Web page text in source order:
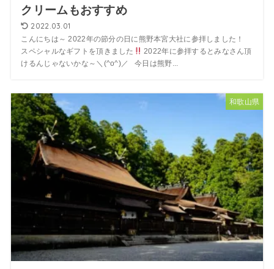
クリームもおすすめ
2022.03.01
こんにちは～ 2022年の節分の日に熊野本宮大社に参拝しました！
スペシャルなギフトを頂きました
2022年に参拝するとみなさん頂
けるんじゃないかな～＼(^o^)／ 今日は熊野...
和歌山県